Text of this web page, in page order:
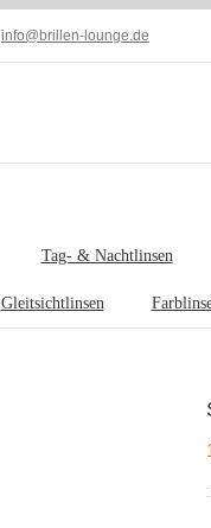
info@brillen-lounge.de
Tag- & Nachtlinsen
Gleitsichtlinsen